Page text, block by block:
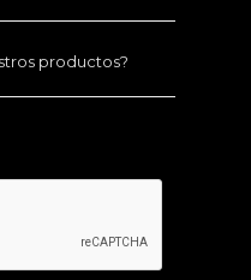
productos?